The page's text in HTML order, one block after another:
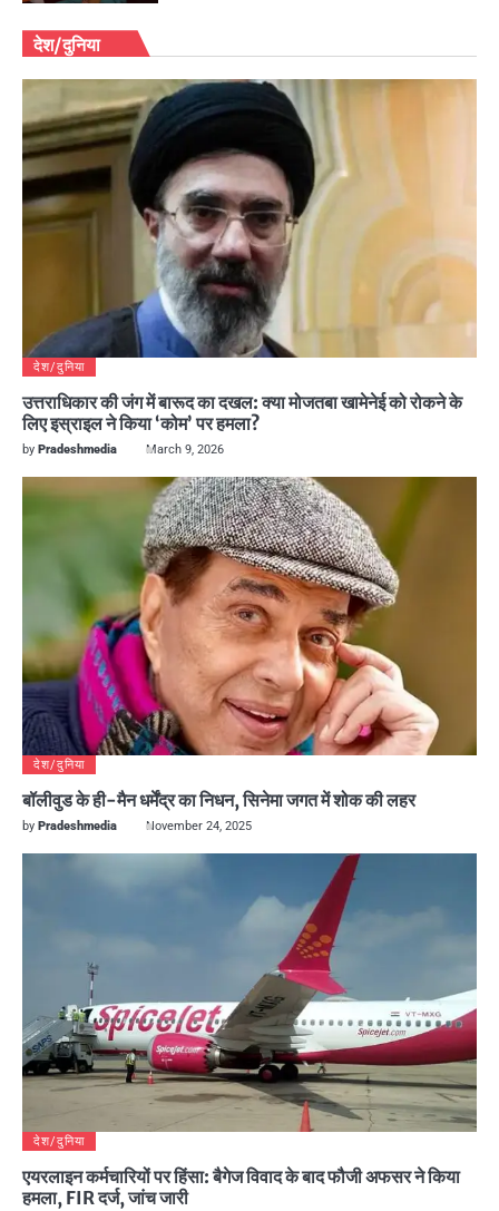
देश/दुनिया
देश/दुनिया
उत्तराधिकार की जंग में बारूद का दखल: क्या मोजतबा खामेनेई को रोकने के
लिए इस्राइल ने किया ‘कोम’ पर हमला?
by Pradeshmedia March 9, 2026
देश/दुनिया
बॉलीवुड के ही-मैन धर्मेंद्र का निधन, सिनेमा जगत में शोक की लहर
by Pradeshmedia November 24, 2025
देश/दुनिया
एयरलाइन कर्मचारियों पर हिंसा: बैगेज विवाद के बाद फौजी अफसर ने किया
हमला, FIR दर्ज, जांच जारी